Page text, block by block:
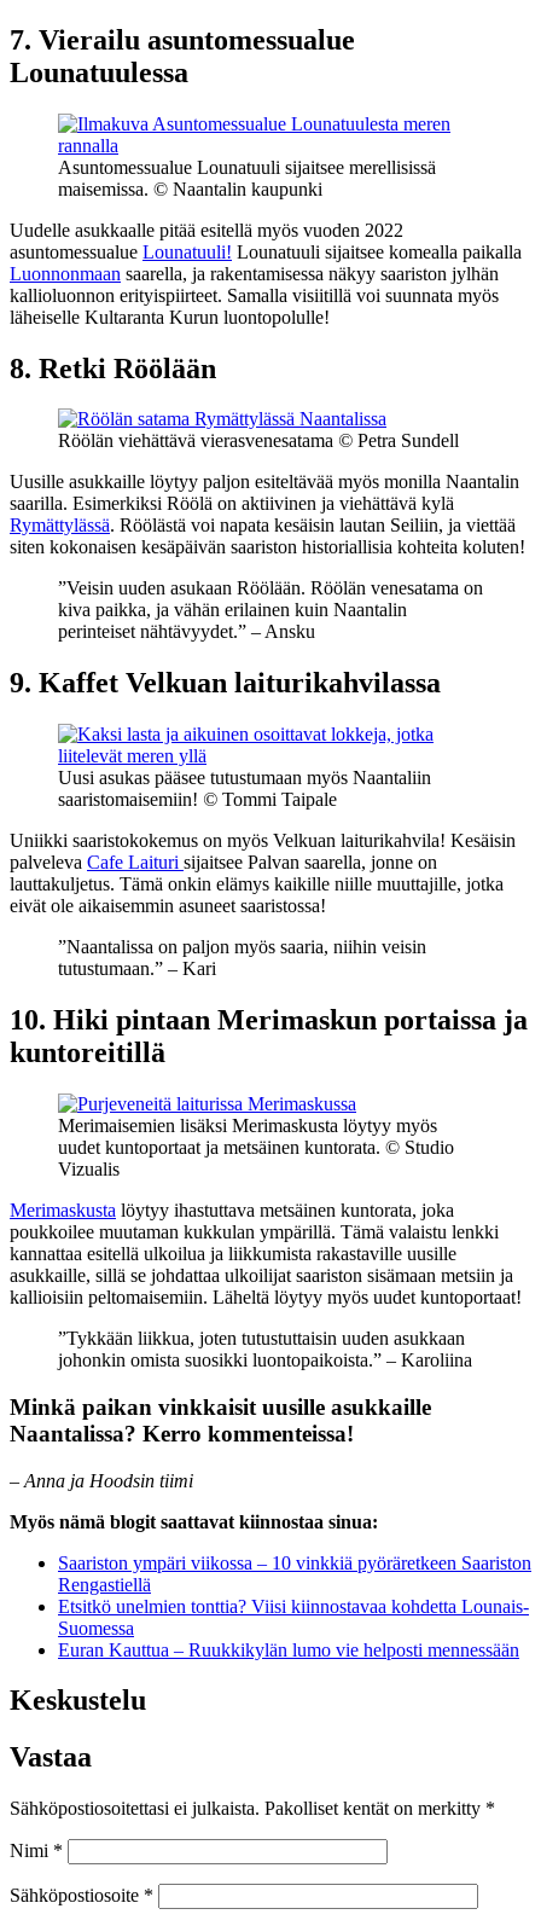
7. Vierailu asuntomessualue
Lounatuulessa
Asuntomessualue Lounatuuli sijaitsee merellisissä
maisemissa. © Naantalin kaupunki
Uudelle asukkaalle pitää esitellä myös vuoden 2022
asuntomessualue Lounatuuli! Lounatuuli sijaitsee komealla paikalla
Luonnonmaan saarella, ja rakentamisessa näkyy saariston jylhän
kallioluonnon erityispiirteet. Samalla visiitillä voi suunnata myös
läheiselle Kultaranta Kurun luontopolulle!
8. Retki Röölään
Röölän viehättävä vierasvenesatama © Petra Sundell
Uusille asukkaille löytyy paljon esiteltävää myös monilla Naantalin
saarilla. Esimerkiksi Röölä on aktiivinen ja viehättävä kylä
Rymättylässä. Röölästä voi napata kesäisin lautan Seiliin, ja viettää
siten kokonaisen kesäpäivän saariston historiallisia kohteita koluten!
”Veisin uuden asukaan Röölään. Röölän venesatama on
kiva paikka, ja vähän erilainen kuin Naantalin
perinteiset nähtävyydet.” – Ansku
9. Kaffet Velkuan laiturikahvilassa
Uusi asukas pääsee tutustumaan myös Naantaliin
saaristomaisemiin! © Tommi Taipale
Uniikki saaristokokemus on myös Velkuan laiturikahvila! Kesäisin
palveleva Cafe Laituri sijaitsee Palvan saarella, jonne on
lauttakuljetus. Tämä onkin elämys kaikille niille muuttajille, jotka
eivät ole aikaisemmin asuneet saaristossa!
”Naantalissa on paljon myös saaria, niihin veisin
tutustumaan.” – Kari
10. Hiki pintaan Merimaskun portaissa ja
kuntoreitillä
Merimaisemien lisäksi Merimaskusta löytyy myös
uudet kuntoportaat ja metsäinen kuntorata. © Studio
Vizualis
Merimaskusta löytyy ihastuttava metsäinen kuntorata, joka
poukkoilee muutaman kukkulan ympärillä. Tämä valaistu lenkki
kannattaa esitellä ulkoilua ja liikkumista rakastaville uusille
asukkaille, sillä se johdattaa ulkoilijat saariston sisämaan metsiin ja
kallioisiin peltomaisemiin. Läheltä löytyy myös uudet kuntoportaat!
”Tykkään liikkua, joten tutustuttaisin uuden asukkaan
johonkin omista suosikki luontopaikoista.” – Karoliina
Minkä paikan vinkkaisit uusille asukkaille
Naantalissa? Kerro kommenteissa!
– Anna ja Hoodsin tiimi
Myös nämä blogit saattavat kiinnostaa sinua:
Saariston ympäri viikossa – 10 vinkkiä pyöräretkeen Saariston
Rengastiellä
Etsitkö unelmien tonttia? Viisi kiinnostavaa kohdetta Lounais-
Suomessa
Euran Kauttua – Ruukkikylän lumo vie helposti mennessään
Keskustelu
Vastaa
Sähköpostiosoitettasi ei julkaista. Pakolliset kentät on merkitty *
Nimi *
Sähköpostiosoite *